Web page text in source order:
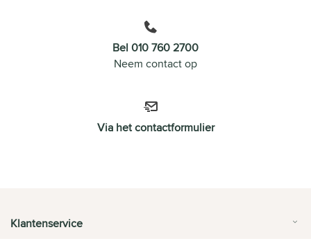
Bel 010 760 2700
Neem contact op
Via het contactformulier
Klantenservice